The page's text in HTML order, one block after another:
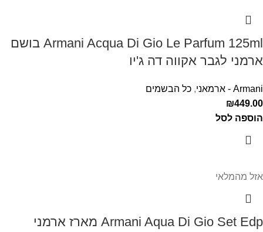
Armani Acqua Di Gio Le Parfum 125ml בושם
ארמני לגבר אקווה דה ג'יו
Armani - ארמאני , כל הבשמים
₪449.00
הוספה לסל
אזל מהמלאי
Armani Aqua Di Gio Set Edp מארז ארמני